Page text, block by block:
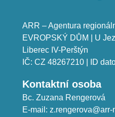
ARR – Agentura
EVROPSKÝ DŮM | U
Liberec IV-Perštýn
IČ: CZ 48267210 | ID
Kontaktní osoba
Bc. Zuzana Rengerová
E-mail: z.rengerova@arr-